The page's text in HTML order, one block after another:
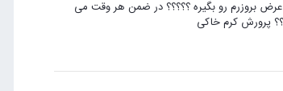
بروزرم رو بگیره ؟؟؟؟؟ در ضمن هر وقت می
پرورش کرم خاکی